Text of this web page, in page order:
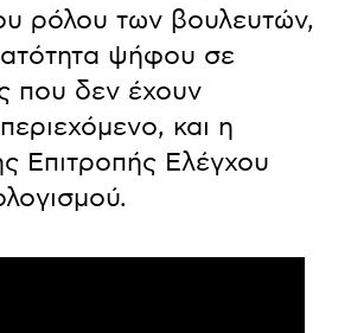
ρόλου των βουλευτών,
ψήφου σε
που δεν έχουν
και η
Επιτροπής Ελέγχου